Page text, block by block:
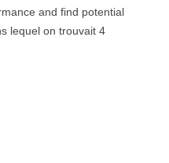
and find potential
lequel on trouvait 4